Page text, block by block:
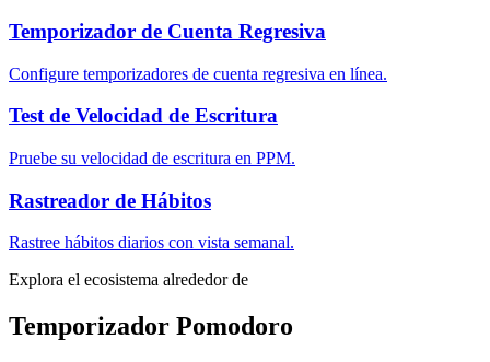
Temporizador de Cuenta Regresiva
Configure temporizadores de cuenta regresiva en línea.
Test de Velocidad de Escritura
Pruebe su velocidad de escritura en PPM.
Rastreador de Hábitos
Rastree hábitos diarios con vista semanal.
Explora el ecosistema alrededor de
Temporizador Pomodoro